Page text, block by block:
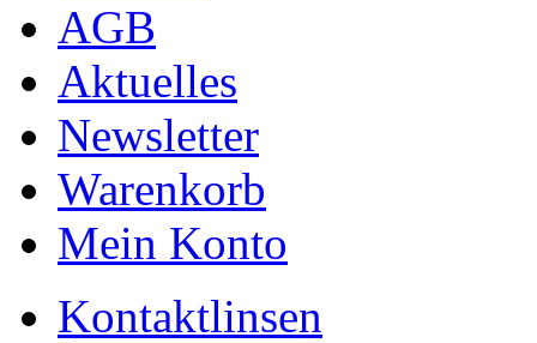
AGB
Aktuelles
Newsletter
Warenkorb
Mein Konto
Kontaktlinsen